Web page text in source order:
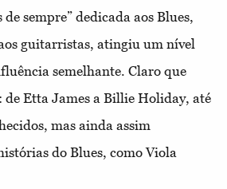
sempre” dedicada aos Blues,
guitarristas, atingiu um nível
semelhante. Claro que
Etta James a Billie Holiday, até
mas ainda assim
do Blues, como Viola